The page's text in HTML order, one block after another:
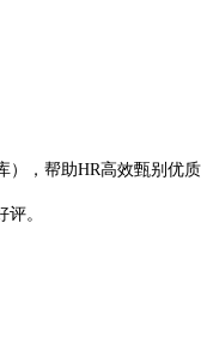
，帮助HR高效甄别优质
。